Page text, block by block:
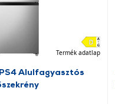
Termék adatlap
Alulfagyasztós